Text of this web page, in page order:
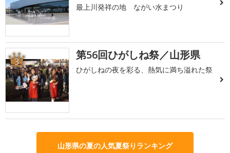
最上川発祥の地 ながい水まつり
3 第56回ひがしね祭／山形県
ひがしねの夜を彩る、熱気に満ち溢れた祭
山形県の夏の人気夏祭りランキング